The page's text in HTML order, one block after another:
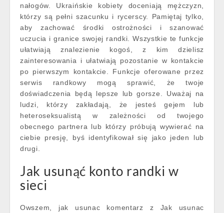
nałogów. Ukraińskie kobiety doceniają mężczyzn,
którzy są pełni szacunku i rycerscy. Pamiętaj tylko,
aby zachować środki ostrożności i szanować
uczucia i granice swojej randki. Wszystkie te funkcje
ułatwiają znalezienie kogoś, z kim dzielisz
zainteresowania i ułatwiają pozostanie w kontakcie
po pierwszym kontakcie. Funkcje oferowane przez
serwis randkowy mogą sprawić, że twoje
doświadczenia będą lepsze lub gorsze. Uważaj na
ludzi, którzy zakładają, że jesteś gejem lub
heteroseksualistą w zależności od twojego
obecnego partnera lub którzy próbują wywierać na
ciebie presję, byś identyfikował się jako jeden lub
drugi.
Jak usunąć konto randki w
sieci
Owszem, jak usunac komentarz z Jak usunac